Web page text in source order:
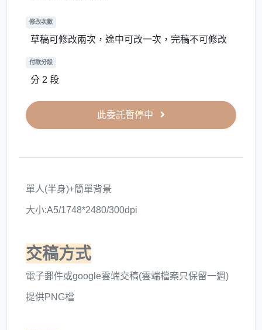
修改次數
草稿可修改兩次，途中可改一次，完稿不可修改
付款分段
分 2 段
此委託暫停中
單人(半身)+簡單背景
大小:A5/1748*2480/300dpi
交稿方式
電子郵件或google雲端交稿(雲端檔案只保留一週)
提供PNG檔